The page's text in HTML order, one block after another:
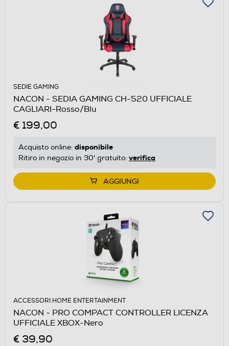
SEDIE GAMING
NACON - SEDIA GAMING CH-520 UFFICIALE
CAGLIARI-Rosso/Blu
€ 199,00
Acquisto online: disponibile
Ritiro in negozio in 30' gratuito: verifica
AGGIUNGI
ACCESSORI HOME ENTERTAINMENT
NACON - PRO COMPACT CONTROLLER LICENZA
UFFICIALE XBOX-Nero
€ 39,90